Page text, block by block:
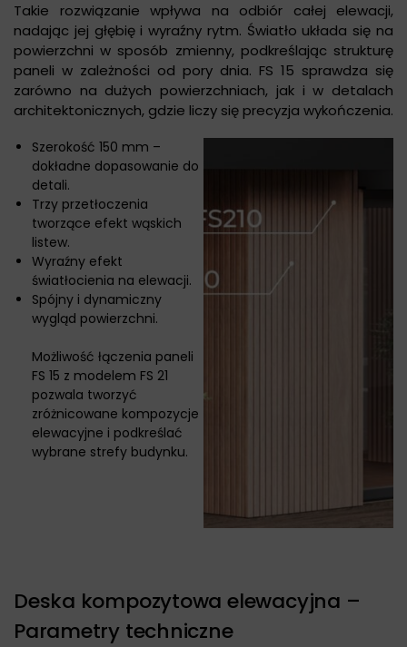
Takie rozwiązanie wpływa na odbiór całej elewacji,
nadając jej głębię i wyraźny rytm. Światło układa się na
powierzchni w sposób zmienny, podkreślając strukturę
paneli w zależności od pory dnia. FS 15 sprawdza się
zarówno na dużych powierzchniach, jak i w detalach
architektonicznych, gdzie liczy się precyzja wykończenia.
Szerokość 150 mm –
dokładne dopasowanie do
detali.
Trzy przetłoczenia
tworzące efekt wąskich
listew.
Wyraźny efekt
światłocienia na elewacji.
Spójny i dynamiczny
wygląd powierzchni.
Możliwość łączenia paneli
FS 15 z modelem FS 21
pozwala tworzyć
zróżnicowane kompozycje
elewacyjne i podkreślać
wybrane strefy budynku.
Deska kompozytowa elewacyjna –
Parametry techniczne